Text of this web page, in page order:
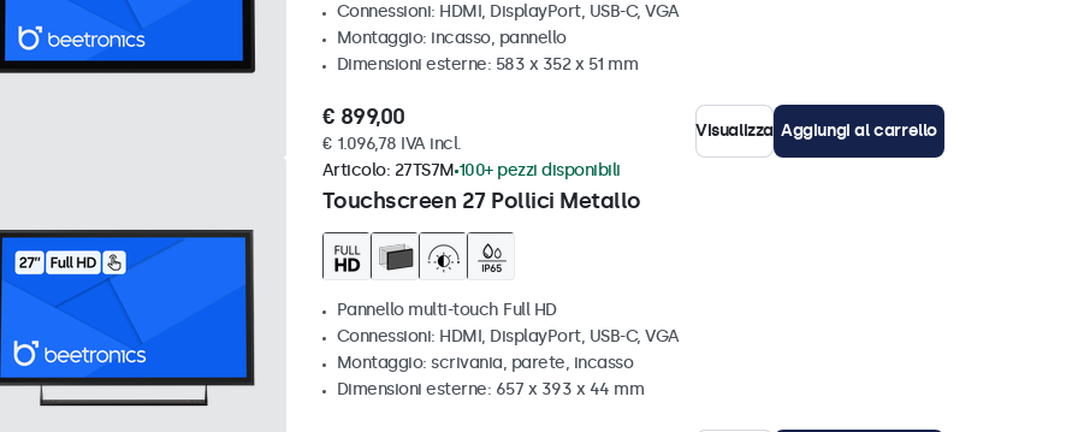
Connessioni: HDMI, DisplayPort, USB-C, VGA
Montaggio: incasso, pannello
Dimensioni esterne: 583 x 352 x 51 mm
€ 899,00
€ 1.096,78 IVA incl.
Visualizza Aggiungi al carrello
Touchscreen 27 Pollici Metallo
Articolo: 27TS7M 100+ pezzi disponibili
Pannello multi-touch Full HD
Connessioni: HDMI, DisplayPort, USB-C, VGA
Montaggio: scrivania, parete, incasso
Dimensioni esterne: 657 x 393 x 44 mm